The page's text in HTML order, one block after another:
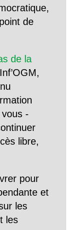
de
de la
-
libre,
pour
et
les
les